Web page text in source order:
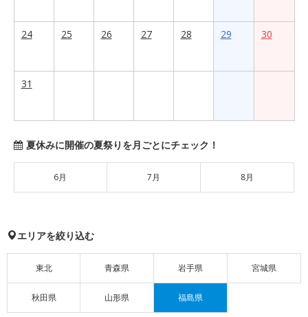
24 25 26 27 28 29 30
31
夏休みに開催の夏祭りを月ごとにチェック！
6月 7月 8月
エリアを絞り込む
東北 青森県 岩手県 宮城県
秋田県 山形県 福島県